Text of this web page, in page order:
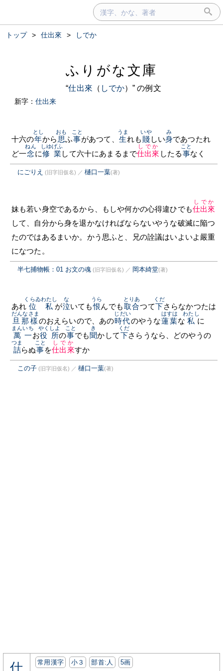
トップ > 仕出來 > しでか
ふりがな文庫
“仕出來 （ しでか）” の例文
新字： 仕出来
十六の年
とし
から 思
おも
ふ事
こと
があつて、 生
うま
れも 賤
いや
しい身
み
であつたれ
ど一念
ねん
に修業
しゆげふ
して六十にあまるまで仕出來
しでか
したる事
こと
なく
にごりえ (旧字旧仮名) ／ 樋口一葉(著)
妹も若い身空であるから、もしや何かの心得違ひでも仕出來
しでか
して、自分から身を退かなければならないやうな破滅に陥つ
たのではあるまいか。かう思ふと、兄の詮議はいよいよ嚴重
になつた。
半七捕物帳：01 お文の魂 (旧字旧仮名) ／ 岡本綺堂(著)
あれ 位
くらゐ
私
わたし
が泣
な
いても恨
うら
んでも取合
とりあ
つて下
くだ
さらなかつたは
旦那樣
だんなさま
のおえらいので、あの時代
じだい
のやうな蓮葉
はすは
な 私
わたし
に
萬一
まんいち
お役所
やくしよ
の事
こと
でも聞
き
かして下
くだ
さらうなら、どのやうの
詰
つま
らぬ事
こと
を仕出來
しでか
すか
この子 (旧字旧仮名) ／ 樋口一葉(著)
仕 常用漢字 小３ 部首:⼈ 5画